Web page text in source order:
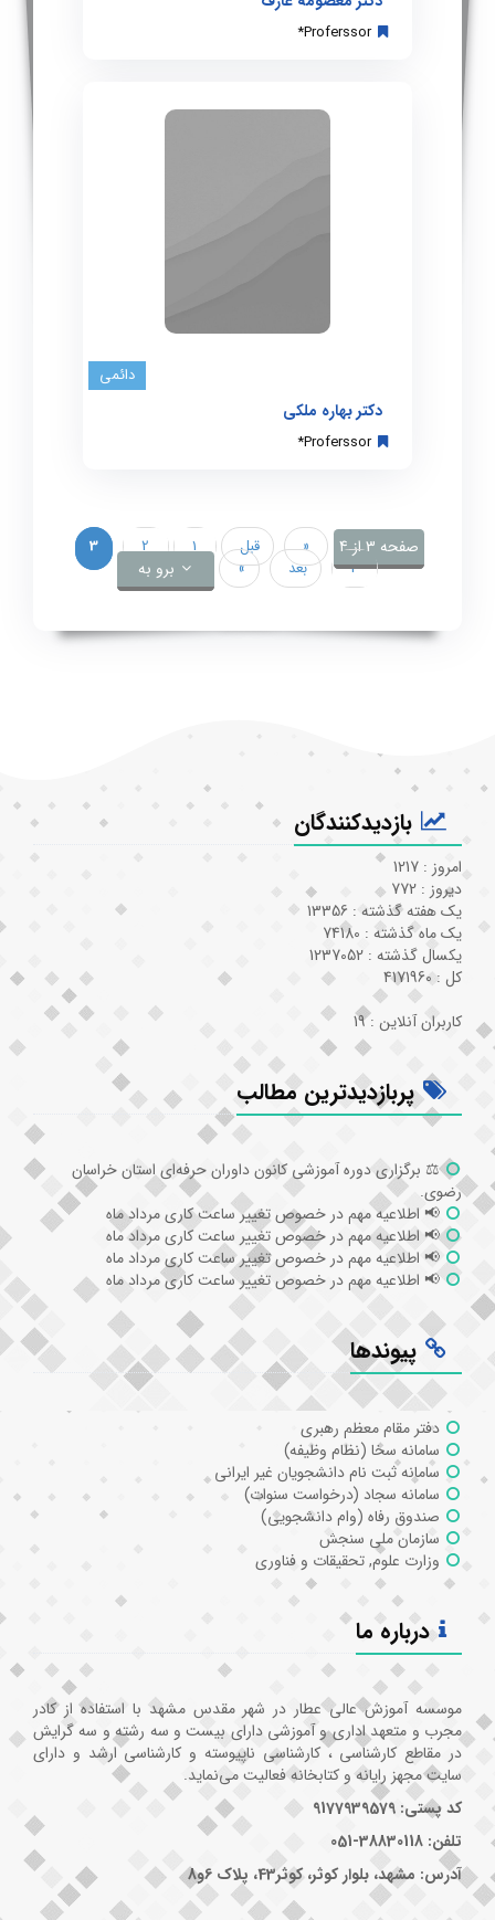
Proferssor*
دائمی
دکتر بهاره ملکی
Proferssor*
صفحه 3 از 4 « قبل 1
2
3
4
بعد » برو به
بازدیدکنندگان
امروز : 1217
دیروز : 772
یک هفته گذشته : 13356
یک ماه گذشته : 74180
یکسال گذشته : 1237052
کل : 4171960
کاربران آنلاین : 19
پربازدیدترین مطالب
⚖️ برگزاری دوره آموزشی کانون داوران حرفه‌ای استان خراسان
رضوی.
📢 اطلاعیه مهم در خصوص تغییر ساعت کاری مرداد ماه
📢 اطلاعیه مهم در خصوص تغییر ساعت کاری مرداد ماه
📢 اطلاعیه مهم در خصوص تغییر ساعت کاری مرداد ماه
📢 اطلاعیه مهم در خصوص تغییر ساعت کاری مرداد ماه
پیوندها
دفتر مقام معظم رهبری
سامانه سخا (نظام وظیفه)
سامانه ثبت نام دانشجویان غیر ایرانی
سامانه سجاد (درخواست سنوات)
صندوق رفاه (وام دانشجویی)
سازمان ملی سنجش
وزارت علوم, تحقیقات و فناوری
درباره ما
موسسه آموزش عالی عطار در شهر مقدس مشهد با استفاده از کادر
مجرب و متعهد اداری و آموزشی دارای بیست و سه رشته و سه گرایش
در مقاطع کارشناسی ، کارشناسی ناپیوسته و کارشناسی ارشد و دارای
سایت مجهز رایانه و کتابخانه فعالیت می‌نماید.
کد پستی: 9177939579
تلفن: 38830118-051
آدرس: مشهد، بلوار کوثر، کوثر43، پلاک 6و8